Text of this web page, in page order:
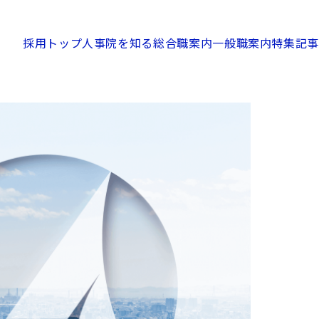
採用トップ人事院を知る総合職案内一般職案内特集記事